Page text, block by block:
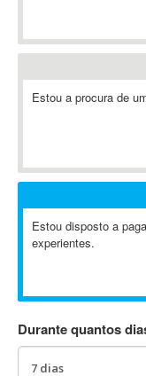
Abaqus
ABIS
Ableton Push
Abstract
Abstract Window
Absynth
AC3
AccountMate
ACDSee
Estou a procura de
Estou disposto a
experientes.
Durante quantos